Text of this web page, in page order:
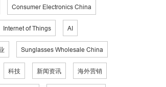
Consumer Electronics China
Internet of Things AI
Sunglasses Wholesale China
科技 新闻资讯 海外营销